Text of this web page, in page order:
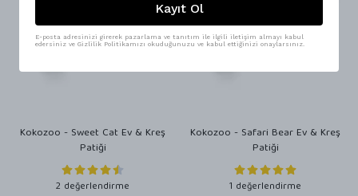
Kokozoo - Sweet Cat Ev & Kreş
Patiği
2 değerlendirme
Kokozoo - Safari Bear Ev & Kreş
Patiği
1 değerlendirme
Kayıt Ol
E-posta adresinizi girerek pazarlama ve tanıtım ile ilgili iletişim almayı kabul
edersiniz ve Gizlilik Politikamızı okuduğunuzu ve kabul ettiğinizi onaylarsınız.